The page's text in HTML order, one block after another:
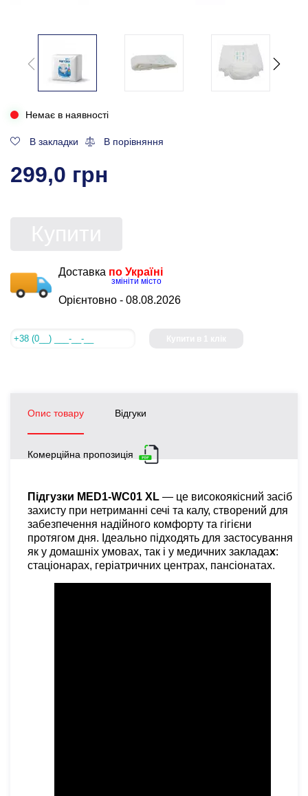
Немає в наявності
В закладки В порівняння
299,0 грн
Доставка по Україні
змініти місто
Орієнтовно - 08.08.2026
Опис товару Відгуки
Комерційна пропозиція
Підгузки MED1-WC01 XL — це високоякісний засіб
захисту при нетриманні сечі та калу, створений для
забезпечення надійного комфорту та гігієни
протягом дня. Ідеально підходять для застосування
як у домашніх умовах, так і у медичних закладах:
стаціонарах, геріатричних центрах, пансіонатах.